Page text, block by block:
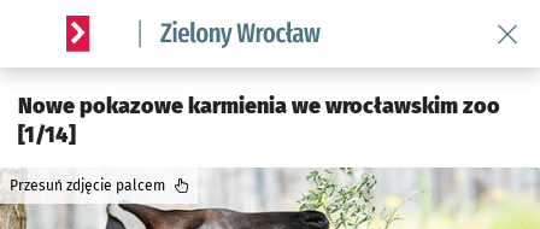
Serwis informacyjny wroclaw.pl podserwis: Środowisko we
Nowe pokazowe karmienia we wrocławskim zoo
[1/14]
Przesuń zdjęcie palcem